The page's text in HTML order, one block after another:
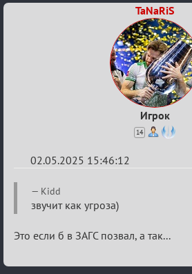
TaNaRiS
Игрок
14
02.05.2025 15:46:12
Re:
Разговоры
XIX
ТПК.
Kidd
звучит как угроза)
Это если б в ЗАГС позвал, а так...